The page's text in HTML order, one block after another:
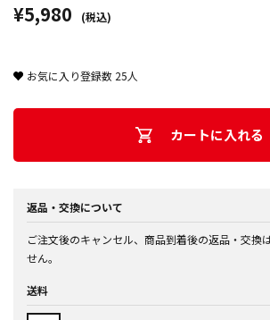
¥5,980 (税込)
お気に入り登録数 25人
カートに入れる
返品・交換について
ご注文後のキャンセル、商品到着後の返品・交換
せん。
送料